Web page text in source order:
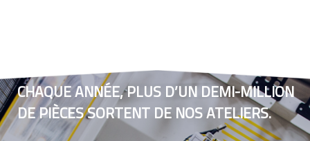
CHAQUE ANNÉE, PLUS D’UN DEMI-MILLION
DE PIÈCES SORTENT DE NOS ATELIERS.